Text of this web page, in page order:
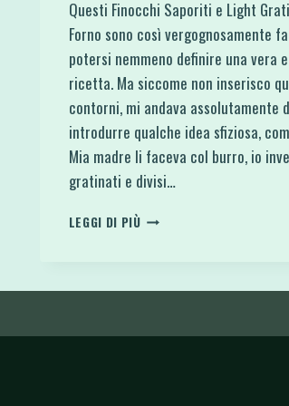
Questi Finocchi Saporiti e Light
Forno sono così vergognosamente
potersi nemmeno definire una vera
ricetta. Ma siccome non inserisco
contorni, mi andava assolutamente
introdurre qualche idea sfiziosa,
Mia madre li faceva col burro, io
gratinati e divisi…
LEGGI DI PIÙFINOCCHI
GRATINATI